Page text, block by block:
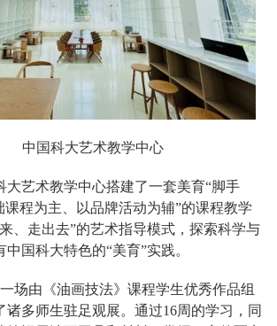
中国科大艺术教学中心
大艺术教学中心搭建了一套美育“脚手
课程为主、以品牌活动为辅”的课程教学
、走出去”的艺术指导模式，探索科学与
国科大特色的“美育”实践。
场由《油画技法》课程学生优秀作品组
诸多师生驻足观展。通过16周的学习，同